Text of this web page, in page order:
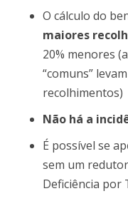
O cálculo do
maiores
20% menores
“comuns”
recolhimentos)
Não há a
É possível se
sem um
Deficiência por